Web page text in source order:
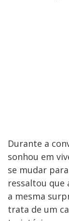
Durante a
sonhou em
se mudar
ressaltou que
a mesma
trata de um